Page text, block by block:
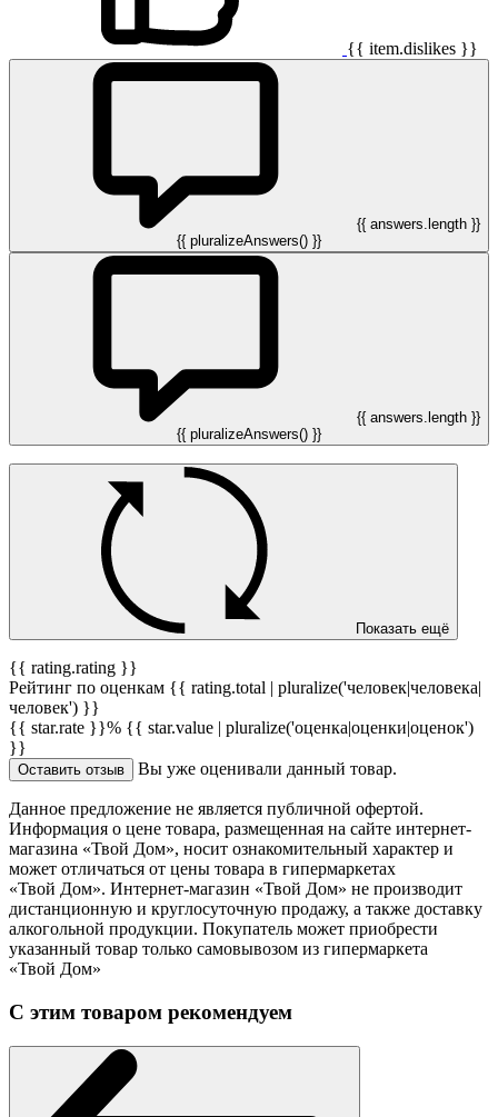
{{ item.dislikes }}
{{ answers.length }}
{{ pluralizeAnswers() }}
{{ answers.length }}
{{ pluralizeAnswers() }}
Показать ещё
{{ rating.rating }}
Рейтинг по оценкам {{ rating.total | pluralize('человек|человека|
человек') }}
{{ star.rate }}% {{ star.value | pluralize('оценка|оценки|оценок')
}}
Оставить отзыв Вы уже оценивали данный товар.
Данное предложение не является публичной офертой.
Информация о цене товара, размещенная на сайте интернет-
магазина «Твой Дом», носит ознакомительный характер и
может отличаться от цены товара в гипермаркетах
«Твой Дом». Интернет-магазин «Твой Дом» не производит
дистанционную и круглосуточную продажу, а также доставку
алкогольной продукции. Покупатель может приобрести
указанный товар только самовывозом из гипермаркета
«Твой Дом»
С этим товаром рекомендуем